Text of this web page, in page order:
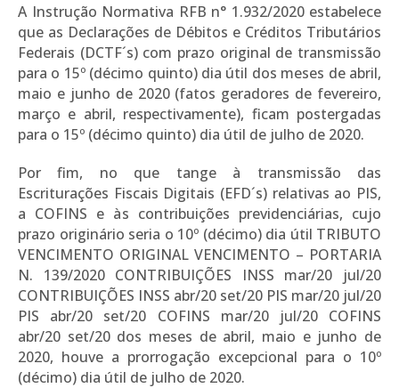
A Instrução Normativa RFB n° 1.932/2020 estabelece
que as Declarações de Débitos e Créditos Tributários
Federais (DCTF´s) com prazo original de transmissão
para o 15º (décimo quinto) dia útil dos meses de abril,
maio e junho de 2020 (fatos geradores de fevereiro,
março e abril, respectivamente), ficam postergadas
para o 15º (décimo quinto) dia útil de julho de 2020.
Por fim, no que tange à transmissão das
Escriturações Fiscais Digitais (EFD´s) relativas ao PIS,
a COFINS e às contribuições previdenciárias, cujo
prazo originário seria o 10º (décimo) dia útil TRIBUTO
VENCIMENTO ORIGINAL VENCIMENTO – PORTARIA
N. 139/2020 CONTRIBUIÇÕES INSS mar/20 jul/20
CONTRIBUIÇÕES INSS abr/20 set/20 PIS mar/20 jul/20
PIS abr/20 set/20 COFINS mar/20 jul/20 COFINS
abr/20 set/20 dos meses de abril, maio e junho de
2020, houve a prorrogação excepcional para o 10º
(décimo) dia útil de julho de 2020.